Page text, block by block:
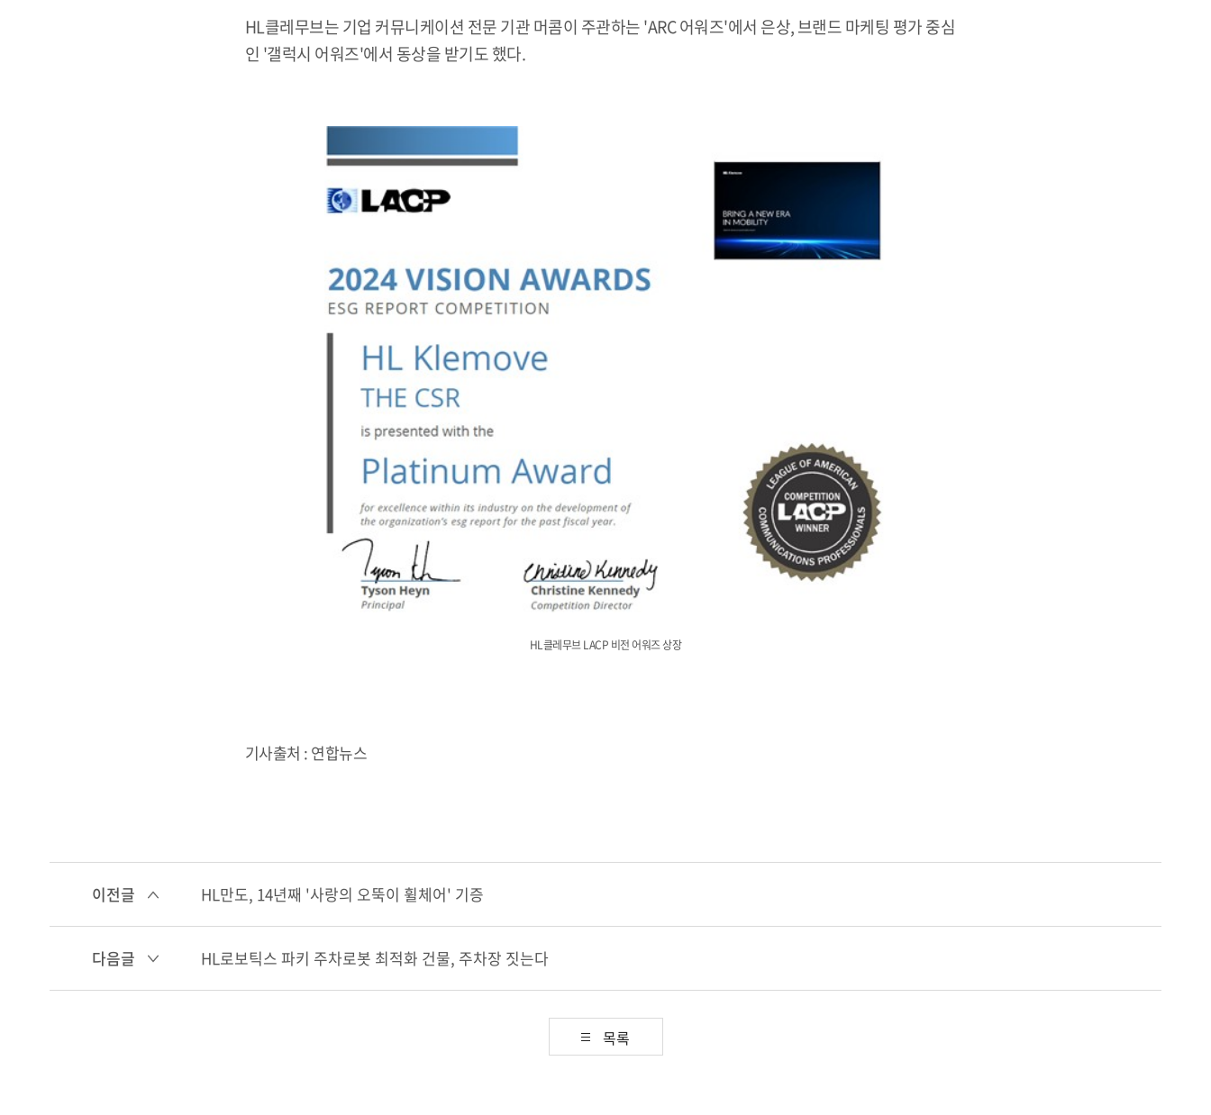
HL클레무브는 기업 커뮤니케이션 전문 기관 머콤이 주관하는 'ARC 어워즈'에서 은상, 브랜드 마케팅 평가 중심
인 '갤럭시 어워즈'에서 동상을 받기도 했다.
HL클레무브 LACP 비전 어워즈 상장
기사출처 : 연합뉴스
이전글 HL만도, 14년째 '사랑의 오뚝이 휠체어' 기증
다음글 HL로보틱스 파키 주차로봇 최적화 건물, 주차장 짓는다
목록